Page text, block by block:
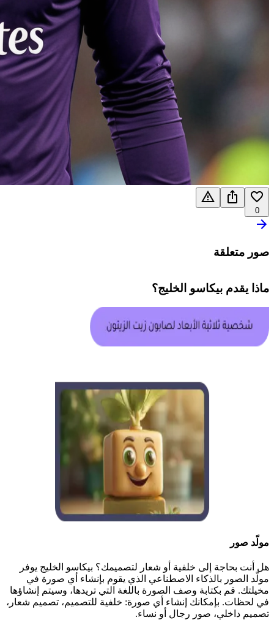
0
صور متعلقة
ماذا يقدم بيكاسو الخليج؟
مولّد صور
هل أنت بحاجة إلى خلفية أو شعار لتصميمك؟ بيكاسو الخليج يوفر
مولّد الصور بالذكاء الاصطناعي الذي يقوم بإنشاء أي صورة في
مخيلتك. قم بكتابة وصف الصورة باللغة التي تريدها، وسيتم إنشاؤها
في لحظات. بإمكانك إنشاء أي صورة: خلفية للتصميم، تصميم شعار،
تصميم داخلي، صور رجال أو نساء.